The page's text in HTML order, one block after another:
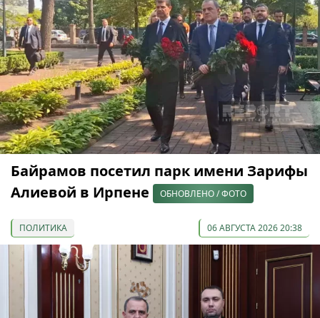
Байрамов посетил парк имени Зарифы
Алиевой в Ирпене
ОБНОВЛЕНО / ФОТО
ПОЛИТИКА 06 АВГУСТА 2026 20:38